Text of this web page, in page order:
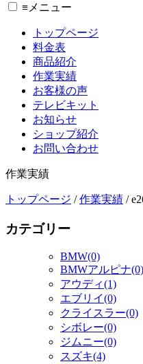
≡ メニュー
トップページ
料金表
商品紹介
作業実績
お客様の声
テレビキット
お知らせ
ショップ紹介
お問い合わせ
作業実績
トップページ /作業実績 /
カテゴリー
BMW(0)
BMWアルピナ(0)
アウディ(1)
エブリイ(0)
クライスラー(0)
シボレー(0)
ジムニー(0)
スズキ(4)